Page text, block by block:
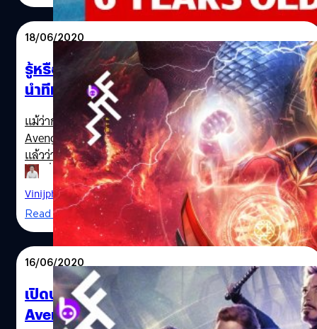
Brideger Walker
Bridger Walker คือเด็กชายวัย 6 ขวบ ที่กระโดดเข้าขวาง
ระหว่างสุนัขที่กำลังจะเข้าขย้ำน้องสาวของเขา ส่งผลให้เขาได้
รับบาดแผลฉกรรจ์ที่ใบหน้าและตามร่างกายจนต้องเย็บแผล
ถึง 90 เข็ม เมื่อป้าของหนูน้อย Bridger ได้โพสต์ลงอินสตาแก
รมถึงวีรกรรมที่น่าชื่นชมนี้ และแท็กไปยังนักแสดง Avengers
หลาย ๆ คน เพื่อขอกำลังใจ เหล่านักแสดงหลายคนก็ออกมา
ส่งเสียงชื่นชม พร้อมทั้งบอกว่าจะส่งของขวัญมาให้กับน้องด้วย
โดยนักแสดงคนแรกที่ส่งเสียงมาให้กำลังใจ ก็คือ Chris
Evans ผู้สวมบท Captain America โดยเมื่อวันที่ 16 กรกฎาคม
Evans ก็ได้โพสต์วิดีโอลงใน Instagram ให้กำลังใจหนูน้อย
Bridger พร้อมกับบอกว่า จะส่งโล่กัปตันอเมริกามาให้กับเจ้า
หนูเป็นของขวัญด้วย ฉันมั่นใจว่านายคงได้ยินแบบนี้หลายครั้ง
ในช่วงไม่กี่วันที่ผ่านมา แต่ขอให้ฉันเป็นคนแรกที่จะบอกกับ
นายว่า นายเป็นฮีโรนะเพื่อน สิ่งที่นายทำนั้นช่างกล้าหาญ น้อง
สาวของเธอโชคดีสุด ๆ ที่มีเธอเป็นพี่ใหญ่ พ่อแม่ของเธอต้อง
ภูมิใจมาก…
18/06/2020
รู้หรือไม่? ใครคือฮีโรที่แข็งแกร่งที่สุด พร้อม
นำทีม Avengers รุ่น 2 หลังไม่มี Iron Man
แม้ว่าการปรากฏตัวของ Captain Marvel ฮีโรหญิงคนใหม่ใน
Avengers: Endgame (2019) แทบจะทำให้ทุกคนรู้ แฟนคลับรู้
แล้วว่า ตัวละครในจักรวาลหนังมาร์เวลที่ทรงพลังอย่างแรง
มากที่สุดก็คงจะเป็นเธอ ยิ่งกับในตอนนี้ที่ตัดคู่แข่งร่วมทีม
อย่าง Iron Man และ Captain America แต่ถ้าชวนคิดว่า จะมีฮี
โรคนไหนในตอนนี้แข็งแกร่งพอจะเทียบเท่าเธอ หรืออาจถูก
เลือกให้ขึ้นมาเป็นผู้นำทีม Avengers ในเฟส 4 ต่อไป? ก่อน
หน้าภาค Infinity War หัวเรือใหญ่ของ Marvel Studios เคย
ออกมาบอกว่า ฮีโรที่แข็งแกร่งที่สุดสำหรับเขาคือ Captain
Marvel แต่หลังจาก Endgame จบไป เขาก็ออกมาบอกใหม่ว่า
เป็น Scarlet Witch หรือ Wanda ที่กำลังจะซีรีส์ภาคแยกเป็น
ของตัวเองอย่าง WandaVision ตามกำหนดเดิมที่จะสตรีมมิง
Vinijphat Kanyapong | 2242 days ago
Read More
16/06/2020
เปิดปริศนาบุคคลลึกลับ เผยเนื้อเรื่อง
Avengers: Endgame ตรงเผง ก่อนหนังฉาย